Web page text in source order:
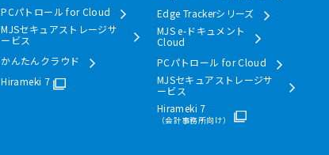
PCパトロール for Cloud
MJSセキュアストレージサ
ービス
かんたんクラウド
Hirameki 7
Edge Trackerシリーズ
MJS e-ドキュメント
Cloud
PCパトロール for Cloud
MJSセキュアストレージサ
ービス
Hirameki 7
（会計事務所向け）